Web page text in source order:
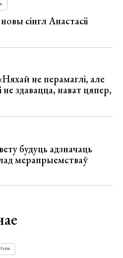
сінгл Анастасіі
не перамаглі, але
здавацца, нават цяпер,
будуць адзначаць
мерапрыемстваў